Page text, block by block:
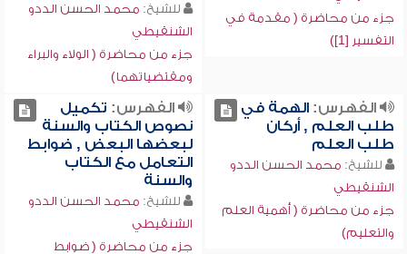
جزء من محاضرة ( مقدمة في
التفسير [1])
للشيخ: محمد الحسن الددو
الشنقيطي
جزء من محاضرة ( الولاء والبراء
ومقتضياتهما)
الفهرس:الهمة في
طلب العلم , أركان
طلب العلم
للشيخ: محمد الحسن الددو
الشنقيطي
جزء من محاضرة ( أهمية العلم
والتعليم)
الفهرس: تكميل
نصوص الكتاب والسنة
لبعضها البعض , ضوابط
التعامل مع الكتاب
والسنة
للشيخ: محمد الحسن الددو
الشنقيطي
جزء من محاضرة ( ضوابط